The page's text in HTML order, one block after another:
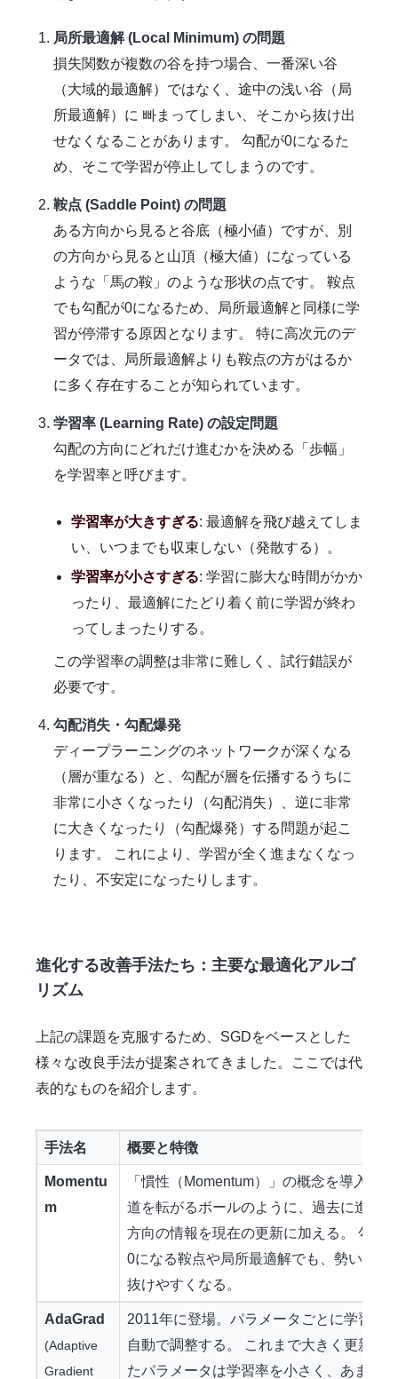
局所最適解 (Local Minimum) の問題
損失関数が複数の谷を持つ場合、一番深い谷
（大域的最適解）ではなく、途中の浅い谷（局
所最適解）に 빠まってしまい、そこから抜け出
せなくなることがあります。 勾配が0になるた
め、そこで学習が停止してしまうのです。
鞍点 (Saddle Point) の問題
ある方向から見ると谷底（極小値）ですが、別
の方向から見ると山頂（極大値）になっている
ような「馬の鞍」のような形状の点です。 鞍点
でも勾配が0になるため、局所最適解と同様に学
習が停滞する原因となります。 特に高次元のデ
ータでは、局所最適解よりも鞍点の方がはるか
に多く存在することが知られています。
学習率 (Learning Rate) の設定問題
勾配の方向にどれだけ進むかを決める「歩幅」
を学習率と呼びます。
学習率が大きすぎる: 最適解を飛び越えてしま
い、いつまでも収束しない（発散する）。
学習率が小さすぎる: 学習に膨大な時間がかか
ったり、最適解にたどり着く前に学習が終わ
ってしまったりする。
この学習率の調整は非常に難しく、試行錯誤が
必要です。
勾配消失・勾配爆発
ディープラーニングのネットワークが深くなる
（層が重なる）と、勾配が層を伝播するうちに
非常に小さくなったり（勾配消失）、逆に非常
に大きくなったり（勾配爆発）する問題が起こ
ります。 これにより、学習が全く進まなくなっ
たり、不安定になったりします。
進化する改善手法たち：主要な最適化アルゴ
リズム
上記の課題を克服するため、SGDをベースとした
様々な改良手法が提案されてきました。ここでは代
表的なものを紹介します。
手法名 概要と特徴
Momentu
m
「慣性（Momentum）」の概念を導入。坂
道を転がるボールのように、過去に進んだ
方向の情報を現在の更新に加える。 勾配
0になる鞍点や局所最適解でも、勢いで通
抜けやすくなる。
AdaGrad
(Adaptive
Gradient
2011年に登場。パラメータごとに学習率
自動で調整する。 これまで大きく更新さ
たパラメータは学習率を小さく、あまり更